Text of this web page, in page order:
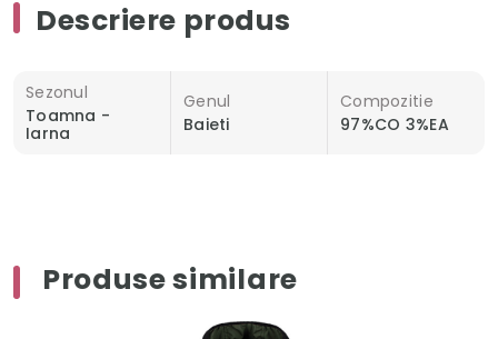
Descriere produs
Sezonul
Toamna -
Iarna
Genul
Baieti
Compozitie
97%CO 3%EA
Produse similare